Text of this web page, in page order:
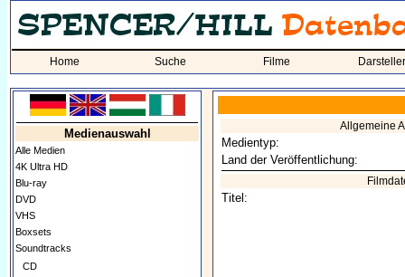
Home Suche Filme Darsteller
Medienauswahl
Alle Medien
4K Ultra HD
Blu-ray
DVD
VHS
Boxsets
Soundtracks
CD
Allgemeine
Medientyp:
Land der Veröffentlichung:
Titel: